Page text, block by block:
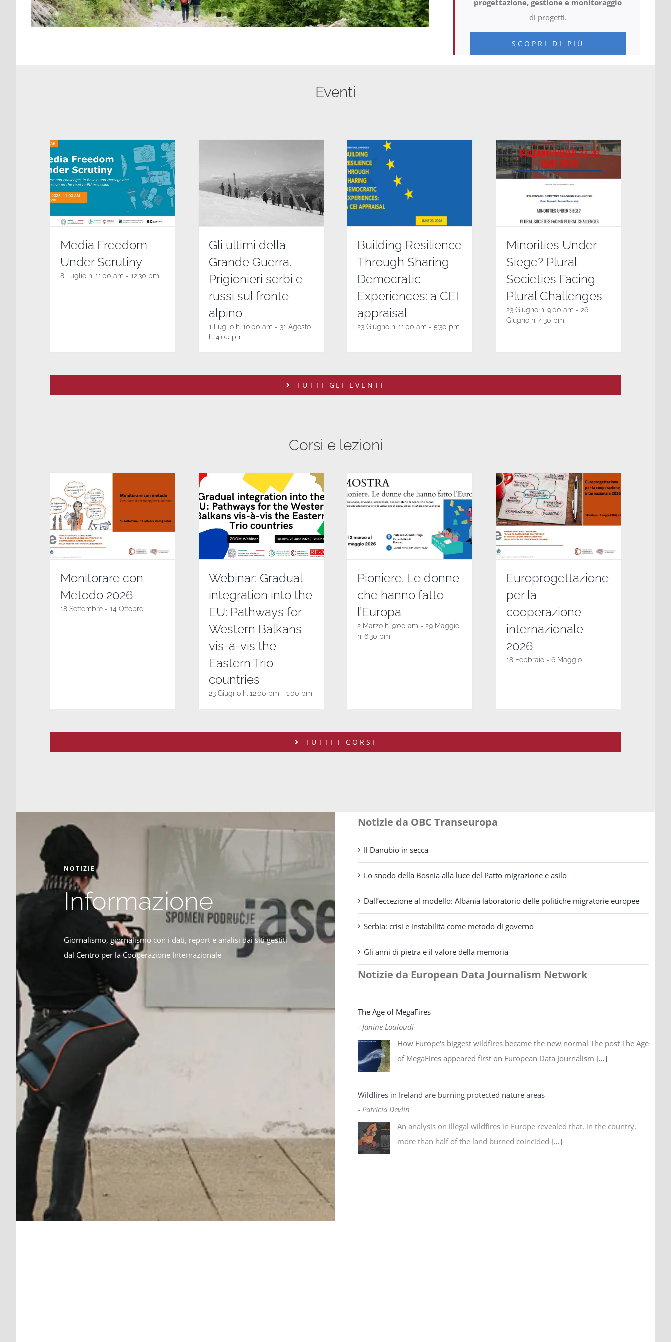
progettazione, gestione e monitoraggio
di progetti.
SCOPRI DI PIÙ
Eventi
Media Freedom
Under Scrutiny
8 Luglio h. 11:00 am - 12:30 pm
Gli ultimi della
Grande Guerra.
Prigionieri serbi e
russi sul fronte
alpino
1 Luglio h. 10:00 am - 31 Agosto
h. 4:00 pm
Building Resilience
Through Sharing
Democratic
Experiences: a CEI
appraisal
23 Giugno h. 11:00 am - 5:30 pm
Minorities Under
Siege? Plural
Societies Facing
Plural Challenges
23 Giugno h. 9:00 am - 26
Giugno h. 4:30 pm
TUTTI GLI EVENTI
Corsi e lezioni
Monitorare con
Metodo 2026
18 Settembre- 14 Ottobre
Webinar: Gradual
integration into the
EU: Pathways for
Western Balkans
vis-à-vis the
Eastern Trio
countries
23 Giugno h. 12:00 pm -1:00 pm
Pioniere. Le donne
che hanno fatto
l’Europa
2 Marzo h. 9:00 am - 29 Maggio
h. 6:30 pm
Europrogettazione
per la
cooperazione
internazionale
2026
18 Febbraio- 6 Maggio
TUTTI I CORSI
NOTIZIE
Informazione
Giornalismo, giornalismo con i dati, report e analisi dai siti gestiti
dal Centro per la Cooperazione Internazionale
Notizie da OBC Transeuropa
Il Danubio in secca
Lo snodo della Bosnia alla luce del Patto migrazione e asilo
Dall’eccezione al modello: Albania laboratorio delle politiche migratorie europee
Serbia: crisi e instabilità come metodo di governo
Gli anni di pietra e il valore della memoria
Notizie da European Data Journalism Network
The Age of MegaFires
- Janine Louloudi
How Europe's biggest wildfires became the new normal The post The Age
of MegaFires appeared first on European Data Journalism [...]
Wildfires in Ireland are burning protected nature areas
- Patricia Devlin
An analysis on illegal wildfires in Europe revealed that, in the country,
more than half of the land burned coincided [...]